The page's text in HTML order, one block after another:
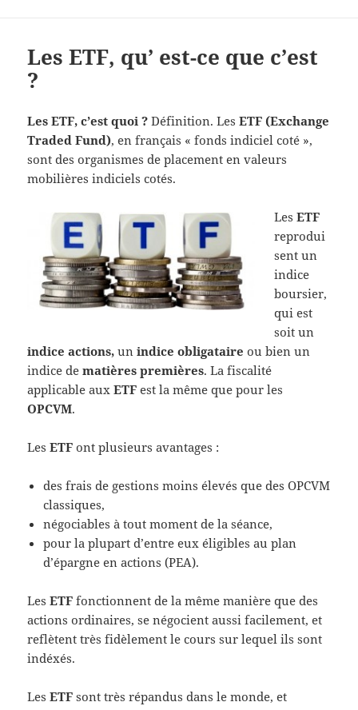
Les ETF, qu’ est-ce que c’est
?
Les ETF, c’est quoi ? Définition. LesETF (Exchange
Traded Fund), en français « fonds indiciel coté »,
sont des organismes de placement en valeurs
mobilières indiciels cotés.
LesETF
reprodui
sent un
indice
boursier,
qui est
soit un
indice actions, unindice obligataire ou bien un
indice dematières premières. La fiscalité
applicable auxETFest la même que pour les
OPCVM.
LesETFont plusieurs avantages :
des frais de gestions moins élevés que des OPCVM
classiques,
négociables à tout moment de la séance,
pour la plupart d’entre eux éligibles au plan
d’épargne en actions (PEA).
LesETFfonctionnent de la même manière que des
actions ordinaires, se négocient aussi facilement, et
reflètent très fidèlement le cours sur lequel ils sont
indéxés.
LesETF sont très répandus dans le monde, et